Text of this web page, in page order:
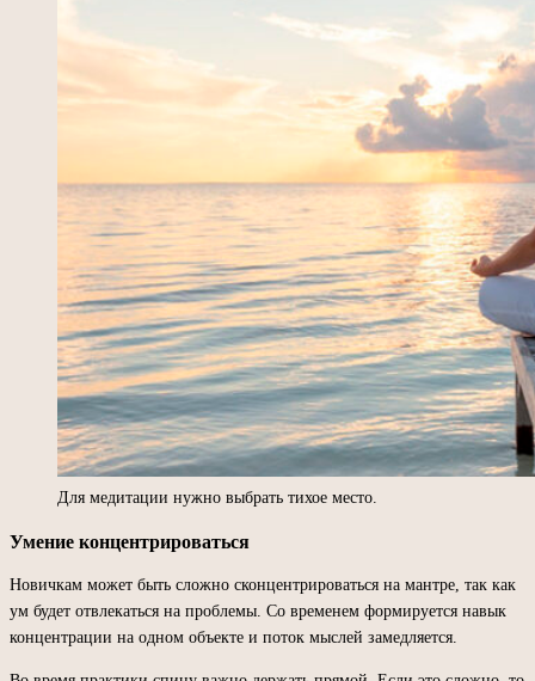
Для медитации нужно выбрать тихое место.
Умение концентрироваться
Новичкам может быть сложно сконцентрироваться на мантре, так как
ум будет отвлекаться на проблемы. Со временем формируется навык
концентрации на одном объекте и поток мыслей замедляется.